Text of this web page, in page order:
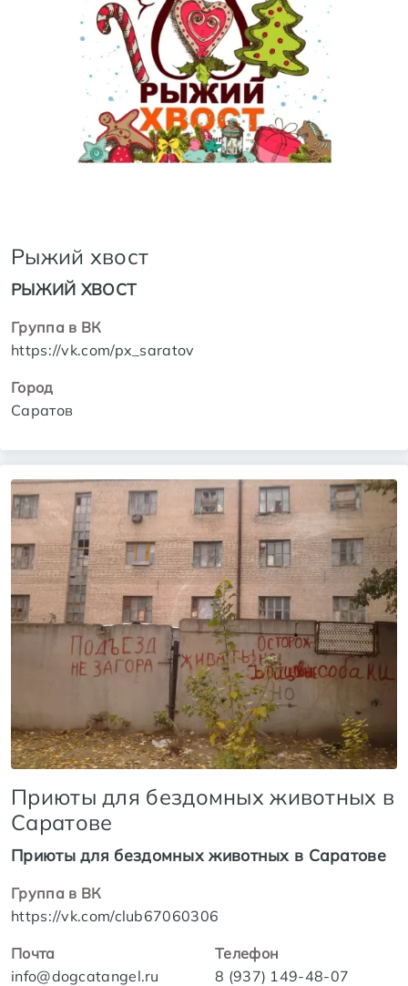
Рыжий хвост
РЫЖИЙ ХВОСТ
Группа в ВК
https://vk.com/px_saratov
Город
Саратов
Приюты для бездомных животных в
Саратове
Приюты для бездомных животных в Саратове
Группа в ВК
https://vk.com/club67060306
Почта
info@dogcatangel.ru
Телефон
8 (937) 149-48-07